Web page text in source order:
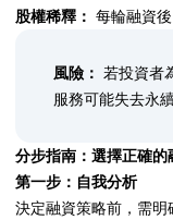
股權稀釋： 每輪融資
風險： 若投資者
服務可能失去永續
分步指南：選擇正確的
第一步：自我分析
決定融資策略前，需明